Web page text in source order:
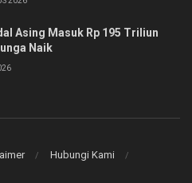
Asing Masuk Rp 195 Triliun
Naik
Hubungi Kami